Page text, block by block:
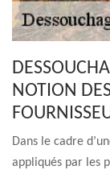
NOTION
Dans le cadre
appliqués par les